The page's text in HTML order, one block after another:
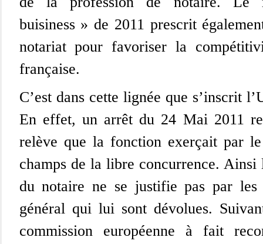
buisiness » de 2011 prescrit
notariat pour favoriser la
française.
C’est dans cette lignée que s’inscrit
En effet, un arrêt du 24 Mai 2011
relève que la fonction exerçait par
champs de la libre concurrence. Ainsi
du notaire ne se justifie pas par les
général qui lui sont dévolues.
commission européenne à fait